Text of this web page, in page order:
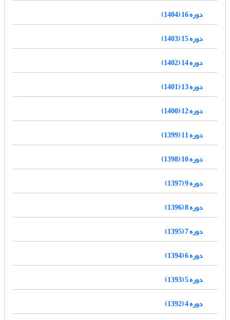
دوره 16 (1404)
دوره 15 (1403)
دوره 14 (1402)
دوره 13 (1401)
دوره 12 (1400)
دوره 11 (1399)
دوره 10 (1398)
دوره 9 (1397)
دوره 8 (1396)
دوره 7 (1395)
دوره 6 (1394)
دوره 5 (1393)
دوره 4 (1392)